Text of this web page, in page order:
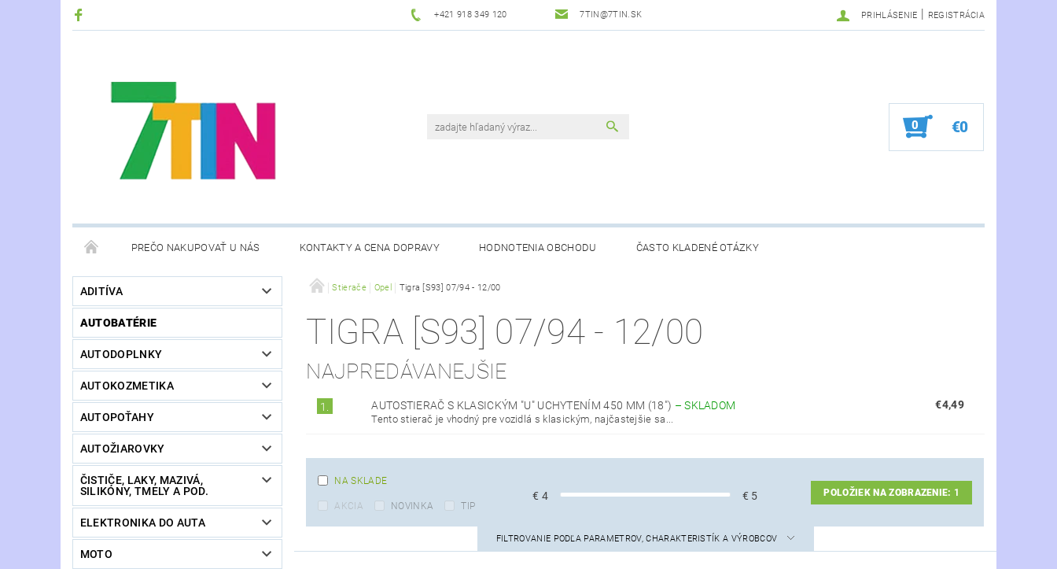
+421 918 349 120 7TIN@7TIN.SK PRIHLÁSENIE | REGISTRÁCIA
0 €0
PREČO NAKUPOVAŤ U NÁS KONTAKTY A CENA DOPRAVY HODNOTENIA OBCHODU ČASTO KLADENÉ OTÁZKY
ADITÍVA
AUTOBATÉRIE
AUTODOPLNKY
AUTOKOZMETIKA
AUTOPOŤAHY
AUTOŽIAROVKY
ČISTIČE, LAKY, MAZIVÁ,
SILIKÓNY, TMELY A POD.
ELEKTRONIKA DO AUTA
MOTO
Stierače Opel Tigra [S93] 07/94 - 12/00
TIGRA [S93] 07/94 - 12/00
NAJPREDÁVANEJŠIE
1. AUTOSTIERAČ S KLASICKÝM "U" UCHYTENÍM 450 MM (18") –SKLADOM
Tento stierač je vhodný pre vozidlá s klasickým, najčastejšie sa...
€4,49
NA SKLADE
AKCIA NOVINKA TIP
€ 4 € 5 POLOŽIEK NA ZOBRAZENIE: 1
FILTROVANIE PODĽA PARAMETROV, CHARAKTERISTÍK A VÝROBCOV